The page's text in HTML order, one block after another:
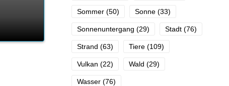
Sommer (50) Sonne (33)
Sonnenuntergang (29) Stadt (76)
Strand (63) Tiere (109)
Vulkan (22) Wald (29)
Wasser (76)